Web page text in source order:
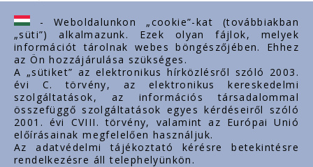
ertekesites@styron.hu
export@styron.hu
www.styron.hu
Važni linkovi
O nama
Dokumenti
- Weboldalunkon „cookie”-kat (továbbiakban
„süti”) alkalmazunk. Ezek olyan fájlok, melyek
információt tárolnak webes böngészőjében. Ehhez
az Ön hozzájárulása szükséges.
A „sütiket” az elektronikus hírközlésről szóló 2003.
évi C. törvény, az elektronikus kereskedelmi
szolgáltatások, az információs társadalommal
összefüggő szolgáltatások egyes kérdéseiről szóló
2001. évi CVIII. törvény, valamint az Európai Unió
előírásainak megfelelően használjuk.
Az adatvédelmi tájékoztató kérésre betekintésre
rendelkezésre áll telephelyünkön.